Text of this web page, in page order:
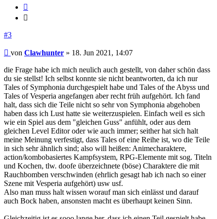
#3
Beitrag
von Clawhunter » 18. Jun 2021, 14:07
die Frage habe ich mich neulich auch gestellt, von daher schön dass
du sie stellst! Ich selbst konnte sie nicht beantworten, da ich nur
Tales of Symphonia durchgespielt habe und Tales of the Abyss und
Tales of Vesperia angefangen aber recht früh aufgehört. Ich fand
halt, dass sich die Teile nicht so sehr von Symphonia abgehoben
haben dass ich Lust hatte sie weiterzuspielen. Einfach weil es sich
wie ein Spiel aus dem "gleichen Guss" anfühlt, oder aus dem
gleichen Level Editor oder wie auch immer; seither hat sich halt
meine Meinung verfestigt, dass Tales of eine Reihe ist, wo die Teile
in sich sehr ähnlich sind; also will heißen: Animecharaktere,
action/kombobasiertes Kampfsystem, RPG-Elemente mit sog. Titeln
und Kochen, tlw. doofe überzeichnete (böse) Charaktere die mit
Rauchbomben verschwinden (ehrlich gesagt hab ich nach so einer
Szene mit Vesperia aufgehört) usw usf.
Also man muss halt wissen worauf man sich einlässt und darauf
auch Bock haben, ansonsten macht es überhaupt keinen Sinn.